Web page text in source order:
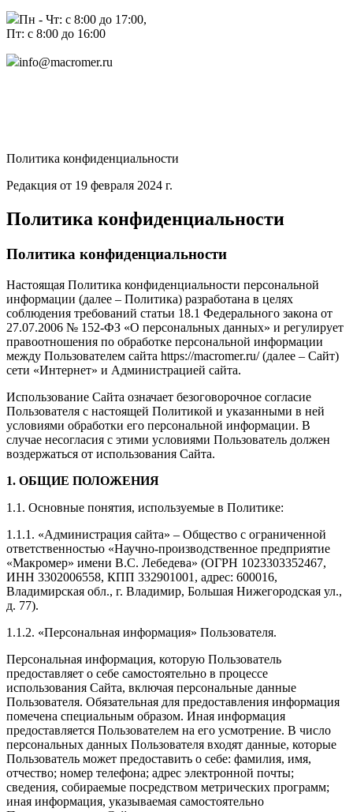
Пн - Чт: с 8:00 до 17:00,
Пт: с 8:00 до 16:00
info@macromer.ru
Политика конфиденциальности
Редакция от 19 февраля 2024 г.
Политика конфиденциальности
Политика конфиденциальности
Настоящая Политика конфиденциальности персональной
информации (далее – Политика) разработана в целях
соблюдения требований статьи 18.1 Федерального закона от
27.07.2006 № 152-ФЗ «О персональных данных» и регулирует
правоотношения по обработке персональной информации
между Пользователем сайта https://macromer.ru/ (далее – Сайт)
сети «Интернет» и Администрацией сайта.
Использование Сайта означает безоговорочное согласие
Пользователя с настоящей Политикой и указанными в ней
условиями обработки его персональной информации. В
случае несогласия с этими условиями Пользователь должен
воздержаться от использования Сайта.
1. ОБЩИЕ ПОЛОЖЕНИЯ
1.1. Основные понятия, используемые в Политике:
1.1.1. «Администрация сайта» – Общество с ограниченной
ответственностью «Научно-производственное предприятие
«Макромер» имени В.С. Лебедева» (ОГРН 1023303352467,
ИНН 3302006558, КПП 332901001, адрес: 600016,
Владимирская обл., г. Владимир, Большая Нижегородская ул.,
д. 77).
1.1.2. «Персональная информация» Пользователя.
Персональная информация, которую Пользователь
предоставляет о себе самостоятельно в процессе
использования Сайта, включая персональные данные
Пользователя. Обязательная для предоставления информация
помечена специальным образом. Иная информация
предоставляется Пользователем на его усмотрение. В число
персональных данных Пользователя входят данные, которые
Пользователь может предоставить о себе: фамилия, имя,
отчество; номер телефона; адрес электронной почты;
сведения, собираемые посредством метрических программ;
иная информация, указываемая самостоятельно